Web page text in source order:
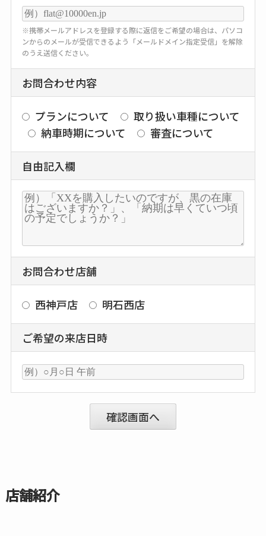
※携帯メールアドレスを登録する際に返信をご希望の場合は、パソコ
ンからのメールが受信できるよう「メールドメイン指定受信」を解除
のうえ送信ください。
お問合わせ内容
プランについて
取り扱い車種について
納車時期について
審査について
自由記入欄
お問合わせ店舗
西神戸店 明石西店
ご希望の来店日時
店舗紹介